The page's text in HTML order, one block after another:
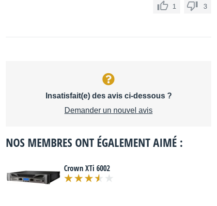
1 3
Insatisfait(e) des avis ci-dessous ?
Demander un nouvel avis
NOS MEMBRES ONT ÉGALEMENT AIMÉ :
Crown XTi 6002